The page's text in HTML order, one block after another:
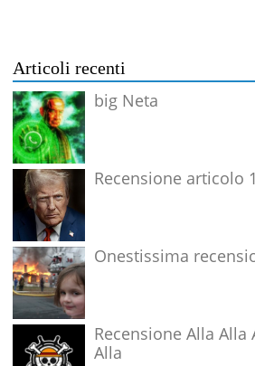
Articoli recenti
big Neta
Recensione articolo
Onestissima
Recensione Alla Alla
Alla